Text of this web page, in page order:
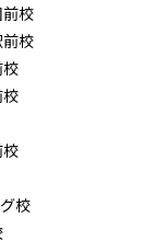
校
校
校
校